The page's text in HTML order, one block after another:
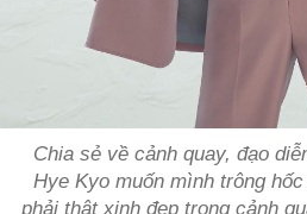
Chia sẻ về cảnh quay, đạo
Hye Kyo muốn mình trông
phải thật xinh đẹp trong cảnh